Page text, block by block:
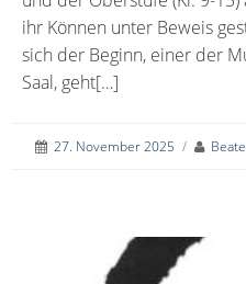
ihr Können unter Beweis
sich der Beginn, einer der
Saal, geht[…]
27. November 2025 /